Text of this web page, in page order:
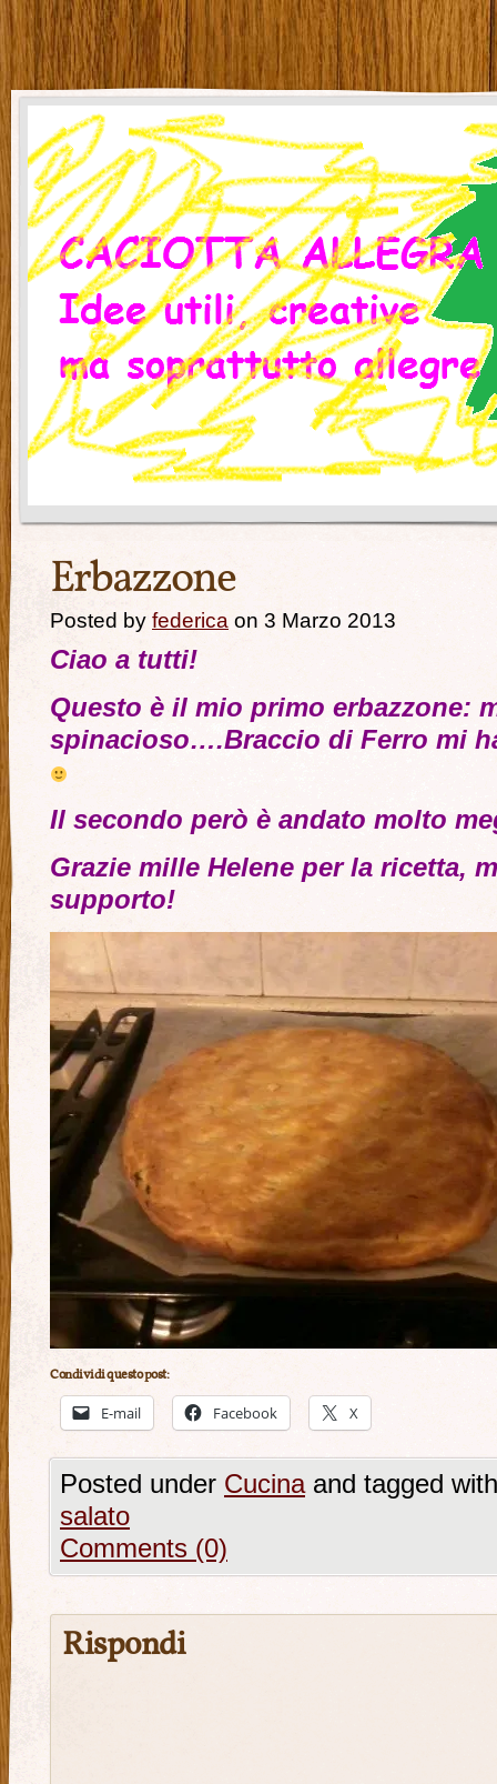
Erbazzone
Posted by federica on 3 Marzo 2013
Ciao a tutti!
Questo è il mio primo erbazzone:
spinacioso….Braccio di Ferro mi
Il secondo però è andato molto
Grazie mille Helene per la ricetta,
supporto!
Condividi questo post:
E-mail Facebook X
Posted under Cucinaand tagged
salato
Comments (0)
Rispondi